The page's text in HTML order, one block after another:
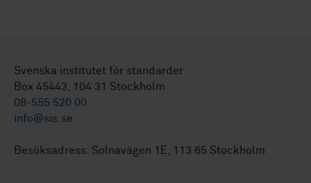
Svenska institutet för standarder
Box 45443, 104 31 Stockholm
08-555 520 00
info@sis.se
Besöksadress: Solnavägen 1E, 113 65 Stockholm